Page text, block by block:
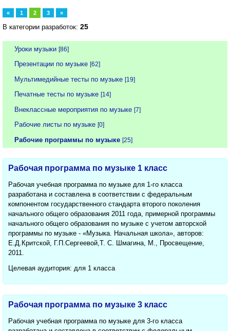
« 1 2 3 »
В категории разработок: 25
Уроки музыки [86]
Презентации по музыке [62]
Мультимедийные тесты по музыке [19]
Печатные тесты по музыке [14]
Внеклассные мероприятия по музыке [7]
Рабочие листы по музыке [0]
Рабочие программы по музыке [25]
Рабочая программа по музыке 1 класс
Рабочая учебная программа по музыке для 1-го класса
разработана и составлена в соответствии с федеральным
компонентом государственного стандарта второго поколения
начального общего образования 2011 года, примерной программы
начального общего образования по музыке с учетом авторской
программы по музыке - «Музыка. Начальная школа», авторов:
Е.Д.Критской, Г.П.Сергеевой,Т. С. Шмагина, М., Просвещение,
2011.
Целевая аудитория: для 1 класса
Рабочая программа по музыке 3 класс
Рабочая учебная программа по музыке для 3-го класса